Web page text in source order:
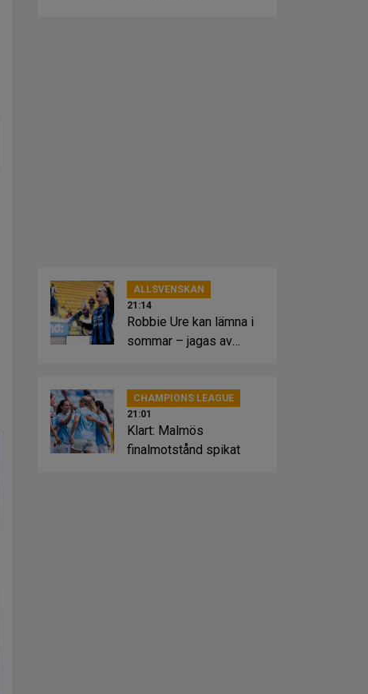
ALLSVENSKAN
21:14
Robbie Ure kan lämna i
sommar – jagas av
CHAMPIONS LEAGUE
21:01
Klart: Malmös
finalmotstånd spikat